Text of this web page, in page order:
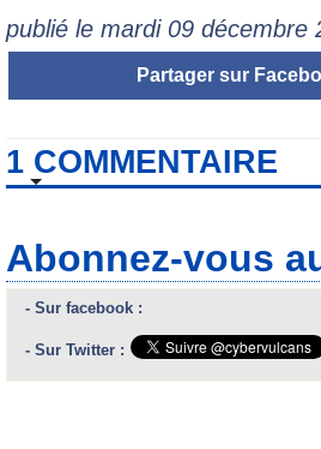
publié le mardi 09 décembre
Partager sur
1 COMMENTAIRE
Abonnez-vous
- Sur facebook :
- Sur Twitter :